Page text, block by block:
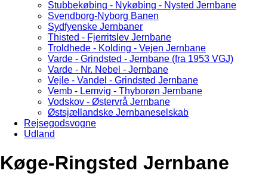
Stubbekøbing - Nykøbing - Nysted Jernbane
Svendborg-Nyborg Banen
Sydfyenske Jernbaner
Thisted - Fjerritslev Jernbane
Troldhede - Kolding - Vejen Jernbane
Varde - Grindsted - Jernbane (fra 1953 VGJ)
Varde - Nr. Nebel - Jernbane
Vejle - Vandel - Grindsted Jernbane
Vemb - Lemvig - Thyborøn Jernbane
Vodskov - Østervrå Jernbane
Østsjællandske Jernbaneselskab
Rejsegodsvogne
Udland
Køge-Ringsted Jernbane